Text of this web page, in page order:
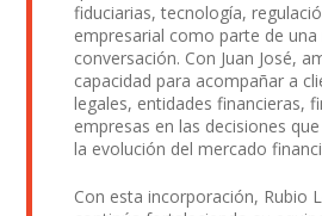
fiduciarias, tecnología,
empresarial como parte de una
conversación. Con Juan José,
capacidad para acompañar a
legales, entidades financieras,
empresas en las decisiones
la evolución del mercado
Con esta incorporación, Rubio